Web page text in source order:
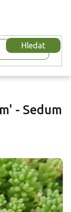
Hledat
- Sedum